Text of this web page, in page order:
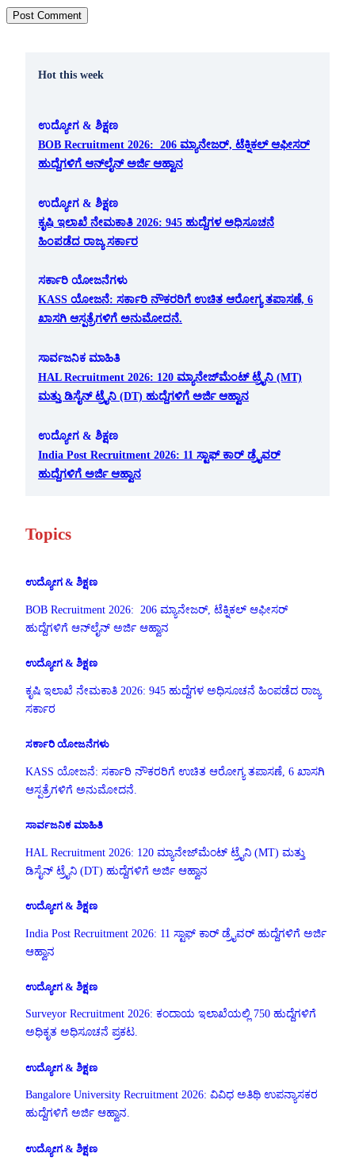
Hot this week
ಉದ್ಯೋಗ & ಶಿಕ್ಷಣ
BOB Recruitment 2026: 206 ಮ್ಯಾನೇಜರ್, ಟೆಕ್ನಿಕಲ್ ಆಫೀಸರ್
ಹುದ್ದೆಗಳಿಗೆ ಆನ್‌ಲೈನ್ ಅರ್ಜಿ ಆಹ್ವಾನ
ಉದ್ಯೋಗ & ಶಿಕ್ಷಣ
ಕೃಷಿ ಇಲಾಖೆ ನೇಮಕಾತಿ 2026: 945 ಹುದ್ದೆಗಳ ಅಧಿಸೂಚನೆ
ಹಿಂಪಡೆದ ರಾಜ್ಯ ಸರ್ಕಾರ
ಸರ್ಕಾರಿ ಯೋಜನೆಗಳು
KASS ಯೋಜನೆ: ಸರ್ಕಾರಿ ನೌಕರರಿಗೆ ಉಚಿತ ಆರೋಗ್ಯ ತಪಾಸಣೆ, 6
ಖಾಸಗಿ ಆಸ್ಪತ್ರೆಗಳಿಗೆ ಅನುಮೋದನೆ.
ಸಾರ್ವಜನಿಕ ಮಾಹಿತಿ
HAL Recruitment 2026: 120 ಮ್ಯಾನೇಜ್‌ಮೆಂಟ್ ಟ್ರೈನಿ (MT)
ಮತ್ತು ಡಿಸೈನ್ ಟ್ರೈನಿ (DT) ಹುದ್ದೆಗಳಿಗೆ ಅರ್ಜಿ ಆಹ್ವಾನ
ಉದ್ಯೋಗ & ಶಿಕ್ಷಣ
India Post Recruitment 2026: 11 ಸ್ಟಾಫ್ ಕಾರ್ ಡ್ರೈವರ್
ಹುದ್ದೆಗಳಿಗೆ ಅರ್ಜಿ ಆಹ್ವಾನ
Topics
ಉದ್ಯೋಗ & ಶಿಕ್ಷಣ
BOB Recruitment 2026: 206 ಮ್ಯಾನೇಜರ್, ಟೆಕ್ನಿಕಲ್ ಆಫೀಸರ್
ಹುದ್ದೆಗಳಿಗೆ ಆನ್‌ಲೈನ್ ಅರ್ಜಿ ಆಹ್ವಾನ
ಉದ್ಯೋಗ & ಶಿಕ್ಷಣ
ಕೃಷಿ ಇಲಾಖೆ ನೇಮಕಾತಿ 2026: 945 ಹುದ್ದೆಗಳ ಅಧಿಸೂಚನೆ ಹಿಂಪಡೆದ ರಾಜ್ಯ
ಸರ್ಕಾರ
ಸರ್ಕಾರಿ ಯೋಜನೆಗಳು
KASS ಯೋಜನೆ: ಸರ್ಕಾರಿ ನೌಕರರಿಗೆ ಉಚಿತ ಆರೋಗ್ಯ ತಪಾಸಣೆ, 6 ಖಾಸಗಿ
ಆಸ್ಪತ್ರೆಗಳಿಗೆ ಅನುಮೋದನೆ.
ಸಾರ್ವಜನಿಕ ಮಾಹಿತಿ
HAL Recruitment 2026: 120 ಮ್ಯಾನೇಜ್‌ಮೆಂಟ್ ಟ್ರೈನಿ (MT) ಮತ್ತು
ಡಿಸೈನ್ ಟ್ರೈನಿ (DT) ಹುದ್ದೆಗಳಿಗೆ ಅರ್ಜಿ ಆಹ್ವಾನ
ಉದ್ಯೋಗ & ಶಿಕ್ಷಣ
India Post Recruitment 2026: 11 ಸ್ಟಾಫ್ ಕಾರ್ ಡ್ರೈವರ್ ಹುದ್ದೆಗಳಿಗೆ ಅರ್ಜಿ
ಆಹ್ವಾನ
ಉದ್ಯೋಗ & ಶಿಕ್ಷಣ
Surveyor Recruitment 2026: ಕಂದಾಯ ಇಲಾಖೆಯಲ್ಲಿ 750 ಹುದ್ದೆಗಳಿಗೆ
ಅಧಿಕೃತ ಅಧಿಸೂಚನೆ ಪ್ರಕಟ.
ಉದ್ಯೋಗ & ಶಿಕ್ಷಣ
Bangalore University Recruitment 2026: ವಿವಿಧ ಅತಿಥಿ ಉಪನ್ಯಾಸಕರ
ಹುದ್ದೆಗಳಿಗೆ ಅರ್ಜಿ ಆಹ್ವಾನ.
ಉದ್ಯೋಗ & ಶಿಕ್ಷಣ